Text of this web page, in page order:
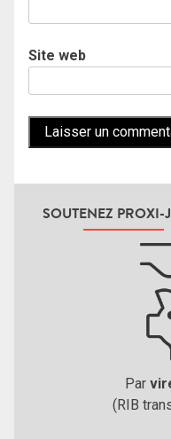
Site web
SOUTENEZ PROXI-
Par
(RIB